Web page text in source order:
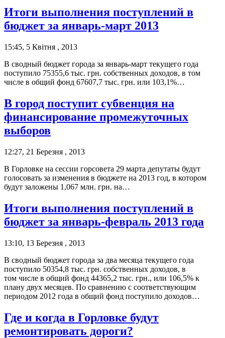
Итоги выполнения поступлений в
бюджет за январь-март 2013
15:45, 5 Квітня , 2013
В сводный бюджет города за январь-март текущего года
поступило 75355,6 тыс. грн. собственных доходов, в том
числе в общий фонд 67607,7 тыс. грн. или 103,1%…
В город поступит субвенция на
финансирование промежуточных
выборов
12:27, 21 Березня , 2013
В Горловке на сессии горсовета 29 марта депутаты будут
голосовать за изменения в бюджете на 2013 год, в котором
будут заложены 1,067 млн. грн. на…
Итоги выполнения поступлений в
бюджет за январь-февраль 2013 года
13:10, 13 Березня , 2013
В сводный бюджет города за два месяца текущего года
поступило 50354,8 тыс. грн. собственных доходов, в
том числе в общий фонд 44365,2 тыс. грн., или 106,5% к
плану двух месяцев. По сравнению с соответствующим
периодом 2012 года в общий фонд поступило доходов…
Где и когда в Горловке будут
ремонтировать дороги?